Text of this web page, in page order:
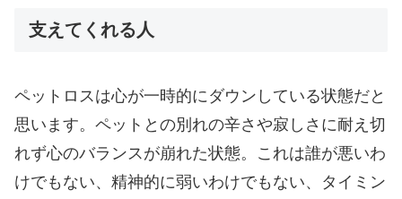
支えてくれる人
ペットロスは心が一時的にダウンしている状態だと
思います。ペットとの別れの辛さや寂しさに耐え切
れず心のバランスが崩れた状態。これは誰が悪いわ
けでもない、精神的に弱いわけでもない、タイミン